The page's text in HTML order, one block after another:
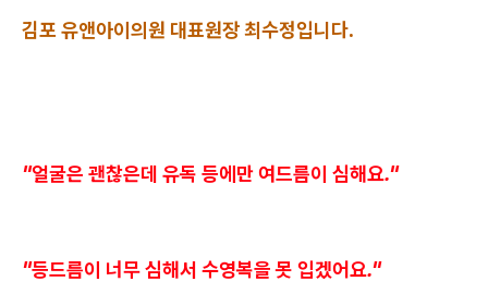
김포 유앤아이의원 대표원장 최수정입니다.
"얼굴은 괜찮은데 유독 등에만 여드름이 심해요."
"등드름이 너무 심해서 수영복을 못 입겠어요."